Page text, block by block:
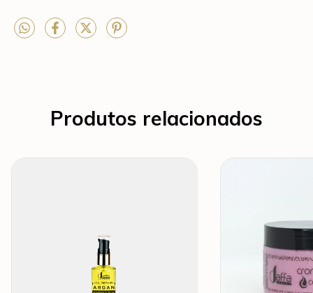
Produtos relacionados